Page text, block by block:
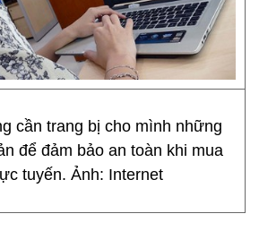
cần trang bị cho mình những
để đảm bảo an toàn khi mua
tuyến. Ảnh: Internet